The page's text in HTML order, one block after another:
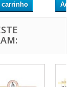
carrinho